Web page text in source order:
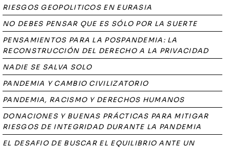
RIESGOS GEOPOLITICOS EN EURASIA
NO DEBES PENSAR QUE ES SÓLO POR LA SUERTE
PENSAMIENTOS PARA LA POSPANDEMIA: LA
RECONSTRUCCIÓN DEL DERECHO A LA PRIVACIDAD
NADIE SE SALVA SOLO
PANDEMIA Y CAMBIO CIVILIZATORIO
PANDEMIA, RACISMO Y DERECHOS HUMANOS
DONACIONES Y BUENAS PRÁCTICAS PARA MITIGAR
RIESGOS DE INTEGRIDAD DURANTE LA PANDEMIA
EL DESAFIO DE BUSCAR EL EQUILIBRIO ANTE UN